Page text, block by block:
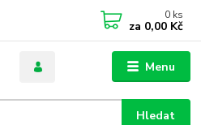
Menu
Hledat
0 ks
za 0,00 Kč